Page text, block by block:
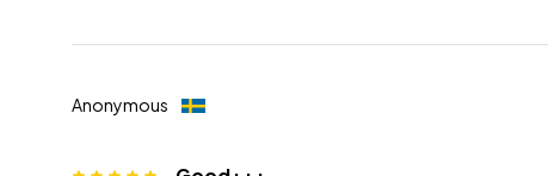
Anonymous